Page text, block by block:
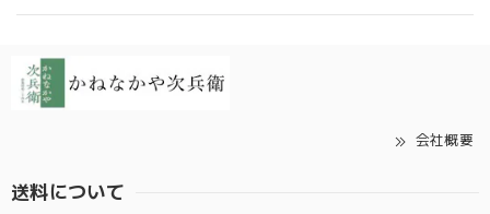
会社概要
送料について